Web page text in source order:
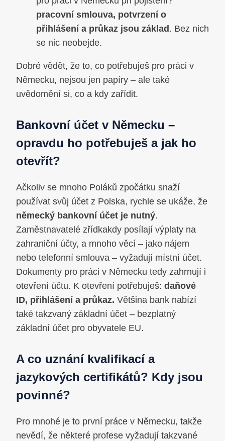
pracovní smlouva, potvrzení o
přihlášení a průkaz jsou základ. Bez nich
se nic neobejde.
Dobré vědět, že to, co potřebuješ pro práci v
Německu, nejsou jen papíry – ale také
uvědomění si, co a kdy zařídit.
Bankovní účet v Německu –
opravdu ho potřebuješ a jak ho
otevřít?
Ačkoliv se mnoho Poláků zpočátku snaží
používat svůj účet z Polska, rychle se ukáže, že
německý bankovní účet je nutný.
Zaměstnavatelé zřídkakdy posílají výplaty na
zahraniční účty, a mnoho věcí – jako nájem
nebo telefonní smlouva – vyžadují místní účet.
Dokumenty pro práci v Německu tedy zahrnují i
otevření účtu. K otevření potřebuješ: daňové
ID, přihlášení a průkaz. Většina bank nabízí
také takzvaný základní účet – bezplatný
základní účet pro obyvatele EU.
A co uznání kvalifikací a
jazykových certifikátů? Kdy jsou
povinné?
Pro mnohé je to první práce v Německu, takže
nevědí, že některé profese vyžadují takzvané